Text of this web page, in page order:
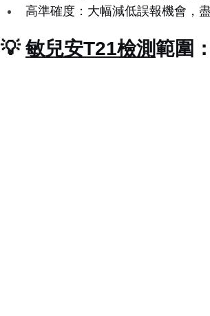
高準確度：大幅減低誤報機會，
💡 敏兒安T21檢測範圍